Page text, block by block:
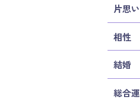
片思い
相性
結婚
総合運